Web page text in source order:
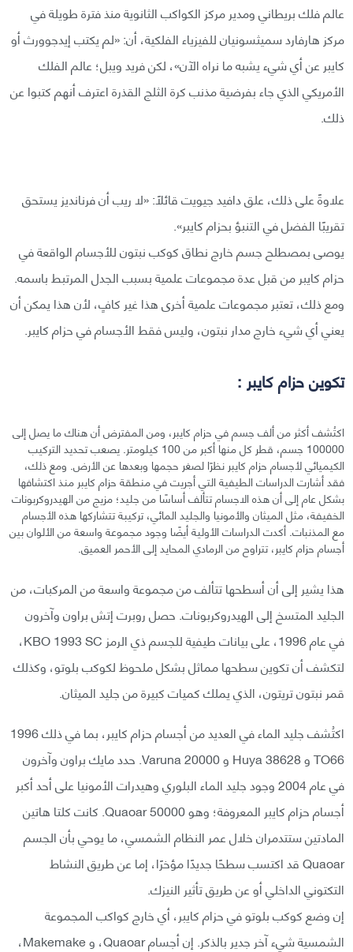
عالم فلك بريطاني ومدير مركز الكواكب الثانوية منذ فترة طويلة في
مركز هارفارد سميثسونيان للفيزياء الفلكية، أن: «لم يكتب إيدجوورث أو
كايبر عن أي شيء يشبه ما نراه الآن»، لكن فريد ويبل؛ عالم الفلك
الأمريكي الذي جاء بفرضية مذنب كرة الثلج القذرة اعترف أنهم كتبوا عن
ذلك.
علاوةً على ذلك، علق دافيد جيويت قائلًا: «لا ريب أن فرنانديز يستحق
تقريبًا الفضل في التنبؤ بحزام كايبر».
يوصى بمصطلح جسم خارج نطاق كوكب نبتون للأجسام الواقعة في
حزام كايبر من قبل عدة مجموعات علمية بسبب الجدل المرتبط باسمه.
ومع ذلك، تعتبر مجموعات علمية أخرى هذا غير كافٍ، لأن هذا يمكن أن
يعني أي شيء خارج مدار نبتون، وليس فقط الأجسام في حزام كايبر.
تكوين حزام كايبر :
اكتُشف أكثر من ألف جسم في حزام كايبر، ومن المفترض أن هناك ما يصل إلى
100000 جسم، قطر كل منها أكبر من 100 كيلومتر. يصعب تحديد التركيب
الكيميائي لأجسام حزام كايبر نظرًا لصغر حجمها وبعدها عن الأرض. ومع ذلك،
فقد أشارت الدراسات الطيفية التي أجريت في منطقة حزام كايبر منذ اكتشافها
بشكل عام إلى أن هذه الاجسام تتألف أساسًا من جليد؛ مزيج من الهيدروكربونات
الخفيفة، مثل الميثان والأمونيا والجليد المائي، تركيبة تتشاركها هذه الأجسام
مع المذنبات. أكدت الدراسات الأولية أيضًا وجود مجموعة واسعة من الألوان بين
أجسام حزام كايبر، تتراوح من الرمادي المحايد إلى الأحمر العميق.
هذا يشير إلى أن أسطحها تتألف من مجموعة واسعة من المركبات، من
الجليد المتسخ إلى الهيدروكربونات. حصل روبرت إتش براون وآخرون
في عام 1996، على بيانات طيفية للجسم ذي الرمز KBO 1993 SC،
لتكشف أن تكوين سطحها مماثل بشكل ملحوظ لكوكب بلوتو، وكذلك
قمر نبتون تريتون، الذي يملك كميات كبيرة من جليد الميثان.
اكتُشف جليد الماء في العديد من أجسام حزام كايبر، بما في ذلك 1996
TO66 و 38628 Huya و 20000 Varuna. حدد مايك براون وآخرون
في عام 2004 وجود جليد الماء البلوري وهيدرات الأمونيا على أحد أكبر
أجسام حزام كايبر المعروفة؛ وهو 50000 Quaoar. كانت كلتا هاتين
المادتين ستتدمران خلال عمر النظام الشمسي، ما يوحي بأن الجسم
Quaoar قد اكتسب سطحًا جديدًا مؤخرًا، إما عن طريق النشاط
التكتوني الداخلي أو عن طريق تأثير النيزك.
إن وضع كوكب بلوتو في حزام كايبر، أي خارج كواكب المجموعة
الشمسية شيء آخر جدير بالذكر. إن أجسام Quaoar، و Makemake،